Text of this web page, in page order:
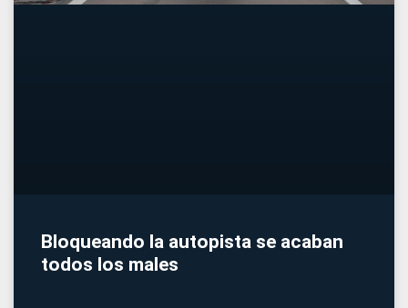
Bloqueando la autopista se acaban
todos los males